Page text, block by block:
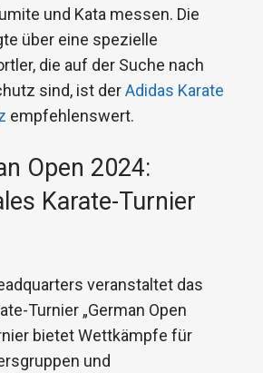
und Kata messen. Die
über eine spezielle
die auf der Suche nach
sind, ist derAdidas Karate
empfehlenswert.
Open 2024:
Karate-Turnier
veranstaltet das
Turnier „German Open
bietet Wettkämpfe für
und